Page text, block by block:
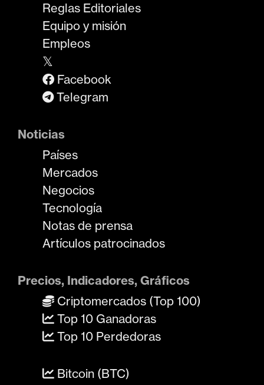
Reglas Editoriales
Equipo y misión
Empleos
𝕏
Facebook
Telegram
Noticias
Países
Mercados
Negocios
Tecnología
Notas de prensa
Artículos patrocinados
Precios, Indicadores, Gráficos
Criptomercados (Top 100)
Top 10 Ganadoras
Top 10 Perdedoras
Bitcoin (BTC)